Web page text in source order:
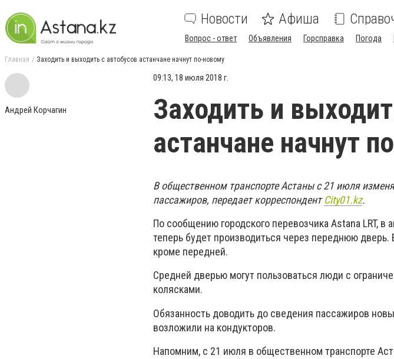
Новости Афиша
Вопрос - ответ Объявления Горсправка Погода
Главная Заходить и выходить с автобусов астанчане начнут по-новому
Андрей Корчагин
09:13, 18 июля 2018 г.
Заходить и
астанчане начнут
В общественном транспорте Астаны с 21 июля
пассажиров, передает корреспондентCity01.kz.
По сообщению городского перевозчика Astana LRT,
теперь будет производиться через переднюю
кроме передней.
Средней дверью могут пользоваться люди с
колясками.
Обязанность доводить до сведения пассажиров
возложили на кондукторов.
Напомним, с 21 июля в общественном транспорте